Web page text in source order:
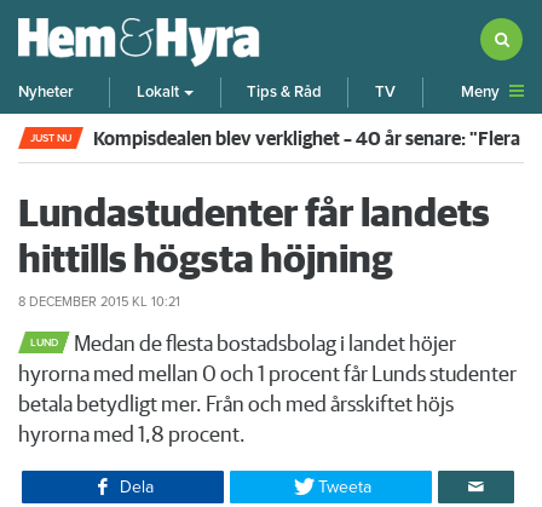
Nyheter Lokalt Tips & Råd TV Meny
JUST NU Kompisdealen blev verklighet – 40 år senare: "Flera
Lundastudenter får landets
hittills högsta höjning
8 DECEMBER 2015 KL 10:21
LUND
Medan de flesta bostadsbolag i landet höjer
hyrorna med mellan 0 och 1 procent får Lunds studenter
betala betydligt mer. Från och med årsskiftet höjs
hyrorna med 1,8 procent.
Dela Tweeta